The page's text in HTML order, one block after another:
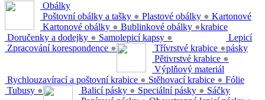
Obálky
Poštovní obálky a tašky ● Plastové obálky ●
Kartonové obálky ● Bublinkové obálky ●
Doručenky a dodejky ● Samolepicí kapsy ●
Zpracování korespondence ●
Kartonové
krabice
Třívrstvé krabice ●
Pětivrstvé krabice ●
Rychlouzavírací a poštovní krabice ● Stěhovací krabice ●
Tubusy ●
Lepicí
pásky
Balicí pásky ● Speciální pásky ●
Výplňový materiál
Fólie
Sáčky